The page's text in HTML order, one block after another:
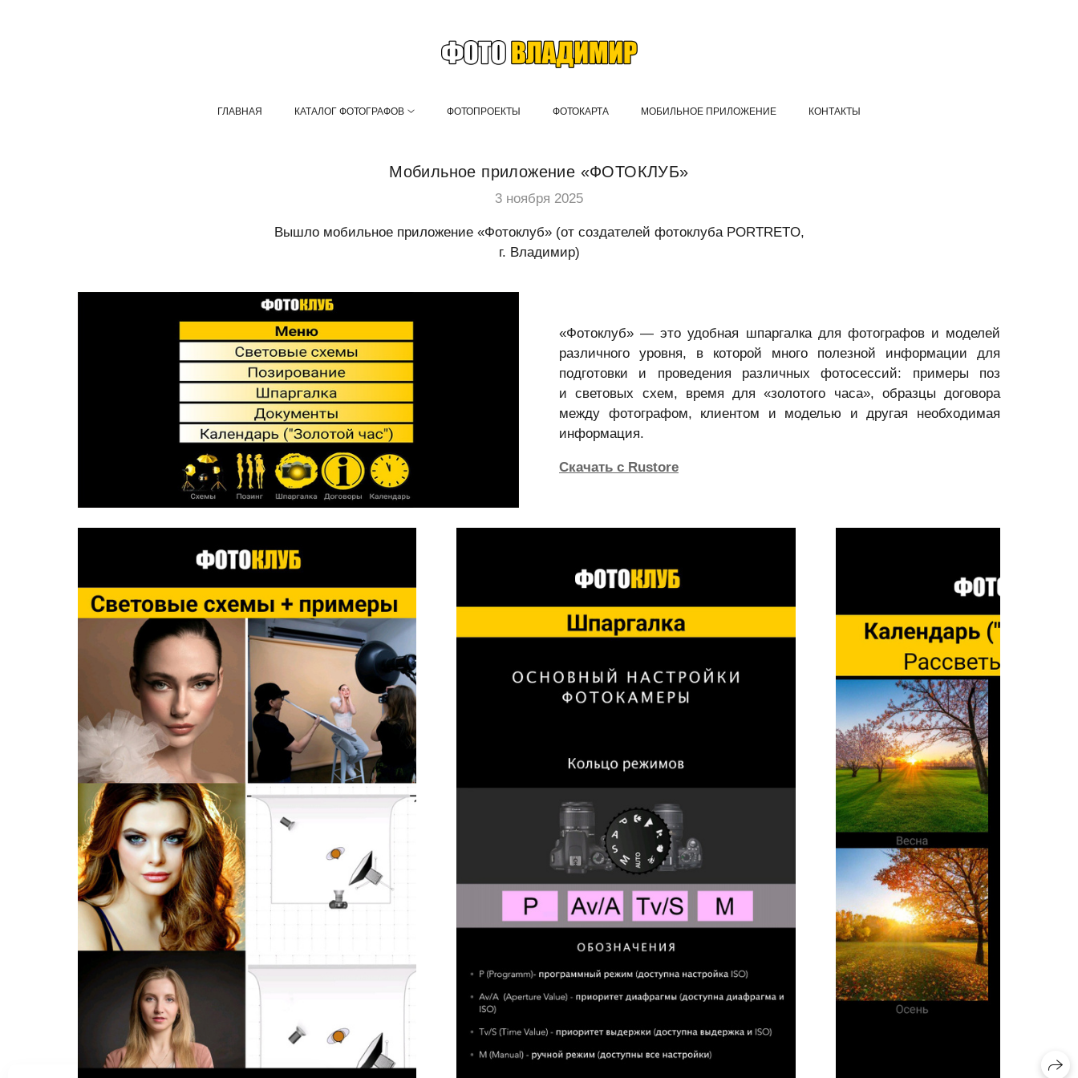
ГЛАВНАЯ КАТАЛОГ ФОТОГРАФОВ ФОТОПРОЕКТЫ ФОТОКАРТА МОБИЛЬНОЕ ПРИЛОЖЕНИЕ КОНТАКТЫ
Мобильное приложение «ФОТОКЛУБ»
3 ноября 2025
Вышло мобильное приложение «Фотоклуб» (от создателей фотоклуба PORTRETO,
г. Владимир)
«Фотоклуб» — это удобная шпаргалка для фотографов и моделей
различного уровня, в которой много полезной информации для
подготовки и проведения различных фотосессий: примеры поз
и световых схем, время для «золотого часа», образцы договора
между фотографом, клиентом и моделью и другая необходимая
информация.
Скачать с Rustore